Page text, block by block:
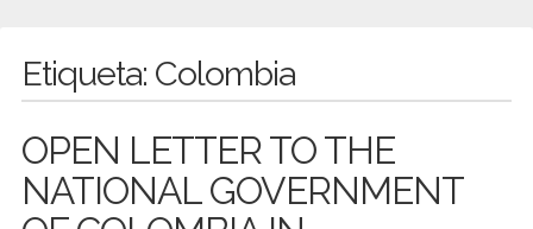
Etiqueta: Colombia
OPEN LETTER TO THE
NATIONAL GOVERNMENT